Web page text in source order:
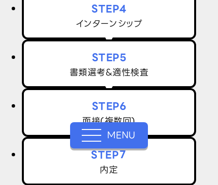
MENU
STEP4
インターンシップ
STEP5
書類選考&適性検査
STEP6
面接(複数回)
STEP７
内定